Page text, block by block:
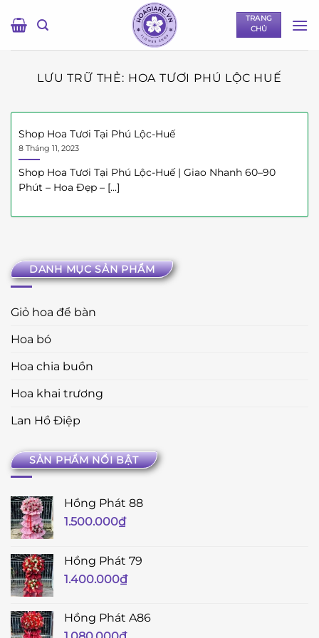
qua
TRANG
CHỦ
LƯU TRỮ THẺ: HOA TƯƠI PHÚ LỘC HUẾ
Shop Hoa Tươi Tại Phú Lộc-Huế
8 Tháng 11, 2023
Shop Hoa Tươi Tại Phú Lộc-Huế | Giao Nhanh 60–90
Phút – Hoa Đẹp – [...]
DANH MỤC SẢN PHẨM
Giỏ hoa để bàn
Hoa bó
Hoa chia buồn
Hoa khai trương
Lan Hồ Điệp
SẢN PHẨM NỔI BẬT
Hồng Phát 88
1.500.000₫
Hồng Phát 79
1.400.000₫
Hồng Phát A86